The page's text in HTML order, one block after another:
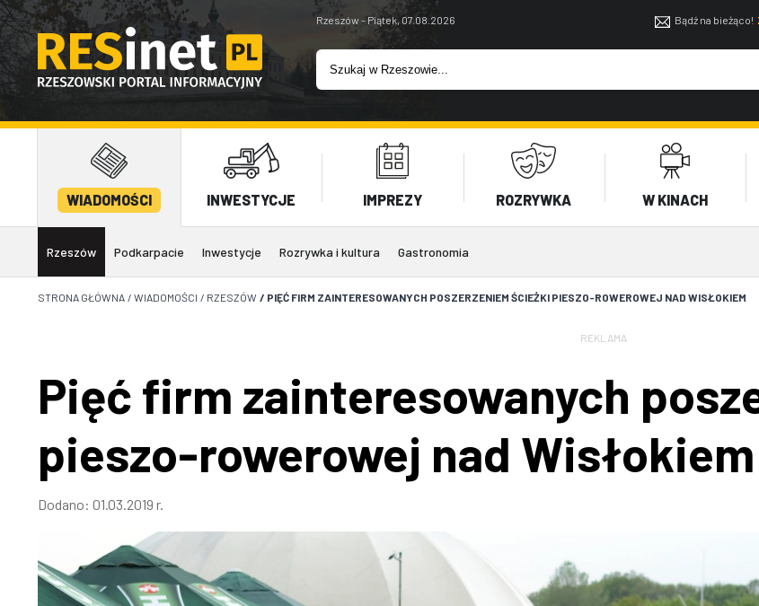
Rzeszów - Piątek, 07.08.2026 Bądź na bieżąco!
WIADOMOŚCI INWESTYCJE IMPREZY ROZRYWKA W KINACH
Rzeszów Podkarpacie Inwestycje Rozrywka i kultura Gastronomia
STRONA GŁÓWNA / WIADOMOŚCI / RZESZÓW / PIĘĆ FIRM ZAINTERESOWANYCH POSZERZENIEM ŚCIEŻKI PIESZO-ROWEROWEJ NAD WISŁOKIEM
REKLAMA
Pięć firm zainteresowanych
pieszo-rowerowej nad Wisłokiem
Dodano: 01.03.2019 r.